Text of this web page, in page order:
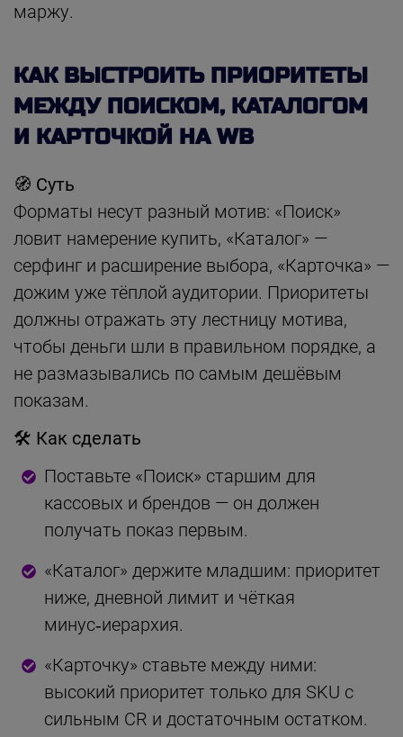
маржу.
КАК ВЫСТРОИТЬ ПРИОРИТЕТЫ
МЕЖДУ ПОИСКОМ, КАТАЛОГОМ
И КАРТОЧКОЙ НА WB
🧭 Суть
Форматы несут разный мотив: «Поиск»
ловит намерение купить, «Каталог» —
серфинг и расширение выбора, «Карточка» —
дожим уже тёплой аудитории. Приоритеты
должны отражать эту лестницу мотива,
чтобы деньги шли в правильном порядке, а
не размазывались по самым дешёвым
показам.
🛠 Как сделать
Поставьте «Поиск» старшим для
кассовых и брендов — он должен
получать показ первым.
«Каталог» держите младшим: приоритет
ниже, дневной лимит и чёткая
минус‑иерархия.
«Карточку» ставьте между ними:
высокий приоритет только для SKU с
сильным CR и достаточным остатком.